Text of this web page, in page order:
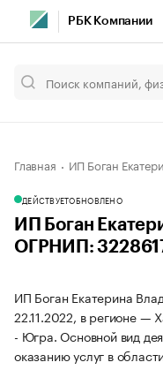
РБК Компании
Главная ИП Боган
ДЕЙСТВУЕТОБНОВЛЕНО
ИП Боган
ОГРНИП:
ИП Боган Екатерина
22.11.2022, в регионе —
- Югра. Основной вид
оказанию услуг в